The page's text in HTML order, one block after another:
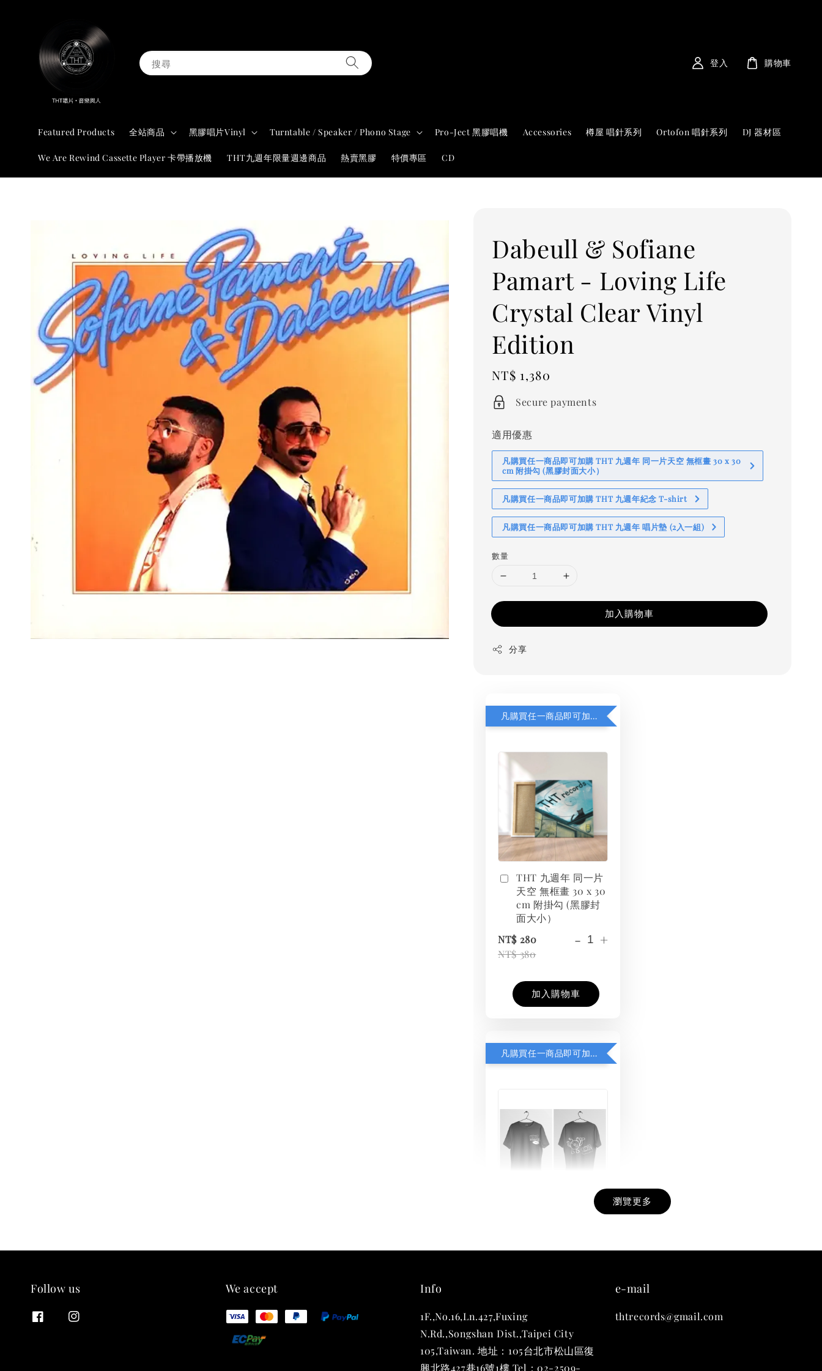
搜尋
Featured Products 全站商品 黑膠唱片Vinyl Turntable / Speaker / Phono Stage Pro-Ject 黑膠唱機 Accessories 樽屋 唱針系列 Ortofon 唱針系列 DJ 器材區
We Are Rewind Cassette Player 卡帶播放機 THT九週年限量週邊商品 熱賣黑膠 特價專區 CD
登入 購物車
Dabeull & Sofiane
Pamart - Loving Life
Crystal Clear Vinyl
Edition
Regular
price
NT$ 1,380
Secure payments
適用優惠
凡購買任一商品即可加購 THT 九週年 同一片天空 無框畫 30 x 30
cm 附掛勾 (黑膠封面大小）
凡購買任一商品即可加購 THT 九週年紀念 T-shirt
凡購買任一商品即可加購 THT 九週年 唱片墊 (2入一組)
數量
加入購物車
分享
凡購買任一商品即可加購 THT 九週年 同一片天空 無框畫 30 x 30 cm 附掛勾 (黑膠封面大小）
THT 九週年 同一片
天空 無框畫 30 x 30
cm 附掛勾 (黑膠封
面大小）
NT$ 280
NT$ 380
- +
加入購物車
凡購買任一商品即可加購 THT 九週年紀念 T-shirt
THT 九週年紀念 T-
瀏覽更多
Follow us We accept Info
1F.,No.16,Ln.427,Fuxing
N.Rd.,Songshan Dist.,Taipei City
105,Taiwan. 地址：105台北市松山區復
興北路427巷16號1樓 Tel：02-2509-
e-mail
thtrecords@gmail.com